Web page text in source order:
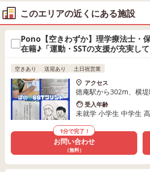
このエリアの近くにある施設
Pono【空きわずか】理学療法士・
在籍♪「運動・SSTの支援が充実し
空きあり 送迎あり 土日祝営業
アクセス
徳庵駅から302m、横
受入年齢
未就学 小学生 中学生
1分で完了！
お問い合わせ
（無料）